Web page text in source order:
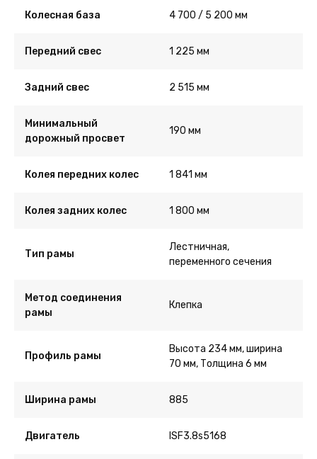
Колесная база 4 700 / 5 200 мм
Передний свес 1 225 мм
Задний свес 2 515 мм
Минимальный
дорожный просвет
190 мм
Колея передних колес 1 841 мм
Колея задних колес 1 800 мм
Тип рамы
Лестничная,
переменного сечения
Метод соединения
рамы
Клепка
Профиль рамы
Высота 234 мм, ширина
70 мм, Толщина 6 мм
Ширина рамы 885
Двигатель ISF3.8s5168